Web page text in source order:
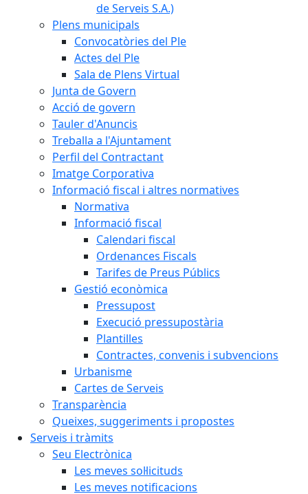
de Serveis S.A.)
Plens municipals
Convocatòries del Ple
Actes del Ple
Sala de Plens Virtual
Junta de Govern
Acció de govern
Tauler d'Anuncis
Treballa a l'Ajuntament
Perfil del Contractant
Imatge Corporativa
Informació fiscal i altres normatives
Normativa
Informació fiscal
Calendari fiscal
Ordenances Fiscals
Tarifes de Preus Públics
Gestió econòmica
Pressupost
Execució pressupostària
Plantilles
Contractes, convenis i subvencions
Urbanisme
Cartes de Serveis
Transparència
Queixes, suggeriments i propostes
Serveis i tràmits
Seu Electrònica
Les meves sol·licituds
Les meves notificacions